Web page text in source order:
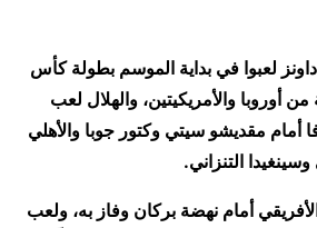
لعبوا في بداية الموسم بطولة كأس
من أوروبا والأمريكيتين، والهلال لعب
أمام مقديشو سيتي وكتور جوبا والأهلي
التنزاني.
أمام نهضة بركان وفاز به، ولعب